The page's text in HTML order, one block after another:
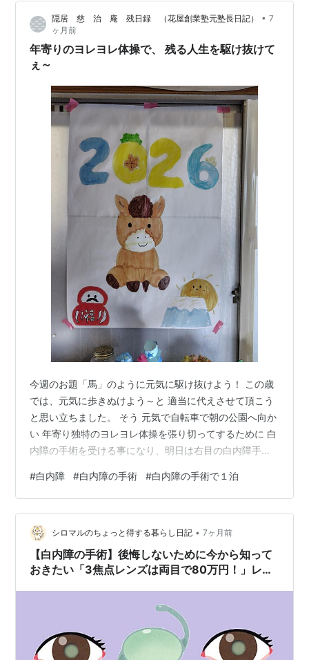
はないでオジンは携帯を持っていないので、ただボーッ
としているだけですネ❕付き添いなので何かあった場合と
ゆうわけで、外出するわけにはいきません。明日は…
隠居 慈 治 庵 残日録 （花屋創業塾元塾長日記） • 7
ヶ月前
年寄りのヨレヨレ体操で、 残る人生を駆け抜けて
ぇ～
今週のお題「馬」のように元気に駆け抜けよう！ この歳
では、元気に歩きぬけよう～と 適当に代えさせて頂こう
と思い立ちました。 そう 元気で自転車で朝の公園へ向か
い 年寄り独特のヨレヨレ体操を張り切ってするために 白
内障の手術を受ける事になり、明日は右目の白内障手術
受けた左目と比べると、 右は薄茶色のサングラスをかけ
ている感じで、スッキリさせてよ～て気分です。 ドクタ
ーとしたら後期高齢者なので このままでも良いんじゃね
～ 無理にしなくっても～～て感じでした。（個人的な無
責任で、勝手な感想です。） 昨年１１月頃から右目の濁
りが気になり 相談したら事…
#白内障 #白内障の手術 #白内障の手術で１泊
シロマルのちょっと得する暮らし日記 • 7ヶ月前
【白内障の手術】後悔しないために今から知って
おきたい「3焦点レンズは両目で80万円！」レン